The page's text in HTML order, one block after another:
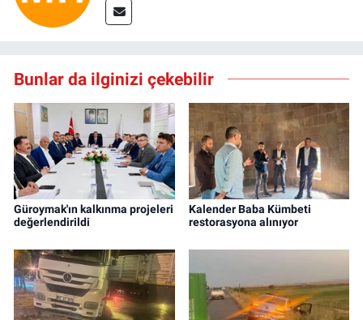
Bunlar da ilginizi çekebilir
Güroymak'ın kalkınma projeleri
değerlendirildi
Kalender Baba Kümbeti
restorasyona alınıyor